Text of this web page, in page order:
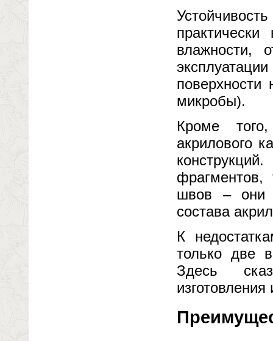
влажности,
микробы).
Кроме того,
акрилового
швов – они
состава
К
только две
Здесь